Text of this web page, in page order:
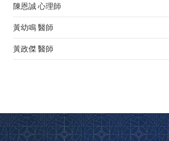
陳恩誠 心理師
黃幼鳴 醫師
黃政傑 醫師